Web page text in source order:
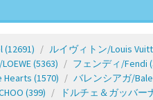
(12691) ルイヴィトン/Louis
(5363) フェンディ/Fendi
Hearts (1570) バレンシアガ/
(399) ドルチェ＆ガッバー